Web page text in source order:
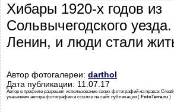
Хибары 1920-х годов из
Сольвычегодского
Ленин, и люди стали
Автор фотогалереи: darthol
Дата публикации: 11.07.17
Автор в профиле разрешил использование своих фотографий на правах
указанием автора фотографии и ссылки на сайт публикации ( FotoTerra.ru )